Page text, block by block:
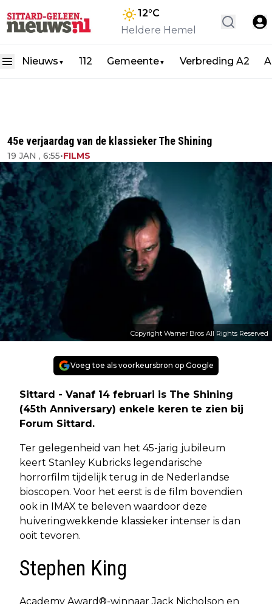
12°C
Heldere Hemel
Nieuws ▼ 112 Gemeente▼ Verbreding A2
45e verjaardag van de klassieker The Shining
19 JAN , 6:55•FILMS
Copyright Warner Bros All Rights Reserved
Voeg toe als voorkeursbron op Google
Sittard - Vanaf 14 februari is The Shining
(45th Anniversary) enkele keren te zien bij
Forum Sittard.
Ter gelegenheid van het 45-jarig jubileum
keert Stanley Kubricks legendarische
horrorfilm tijdelijk terug in de Nederlandse
bioscopen. Voor het eerst is de film bovendien
ook in IMAX te beleven waardoor deze
huiveringwekkende klassieker intenser is dan
ooit tevoren.
Stephen King
Academy Award®-winnaar Jack Nicholson en